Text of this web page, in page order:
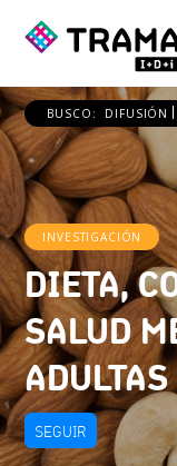
BUSCO: DIFUSIÓN
INVESTIGACIÓN
DIETA,
SALUD
ADULTAS
SEGUIR